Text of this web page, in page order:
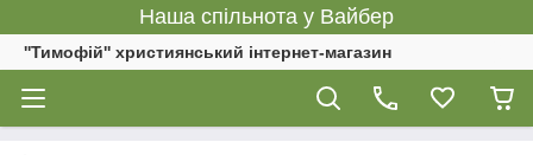
Наша спільнота у Вайбер
''Тимофій'' християнський інтернет-магазин